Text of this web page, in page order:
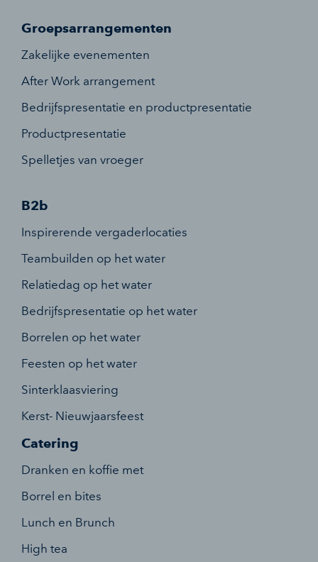
Groepsarrangementen
Zakelijke evenementen
After Work arrangement
Bedrijfspresentatie en productpresentatie
Productpresentatie
Spelletjes van vroeger
B2b
Inspirerende vergaderlocaties
Teambuilden op het water
Relatiedag op het water
Bedrijfspresentatie op het water
Borrelen op het water
Feesten op het water
Sinterklaasviering
Kerst- Nieuwjaarsfeest
Catering
Dranken en koffie met
Borrel en bites
Lunch en Brunch
High tea